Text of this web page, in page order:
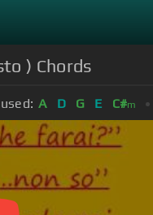
) Chords
A D G E C#m